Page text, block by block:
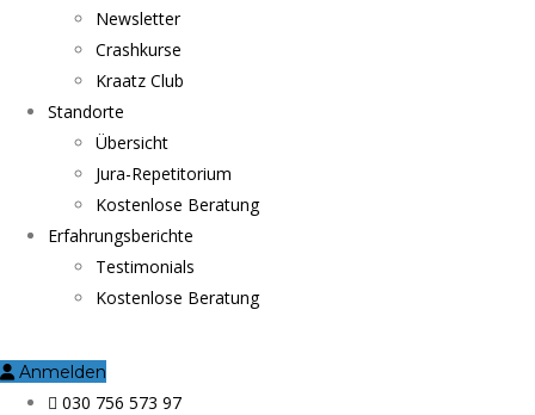
Newsletter
Crashkurse
Kraatz Club
Standorte
Übersicht
Jura-Repetitorium
Kostenlose Beratung
Erfahrungsberichte
Testimonials
Kostenlose Beratung
Anmelden
030 756 573 97